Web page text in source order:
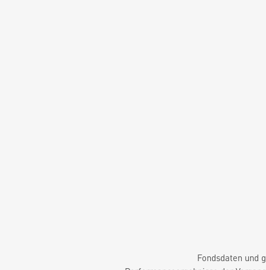
Fondsdaten und